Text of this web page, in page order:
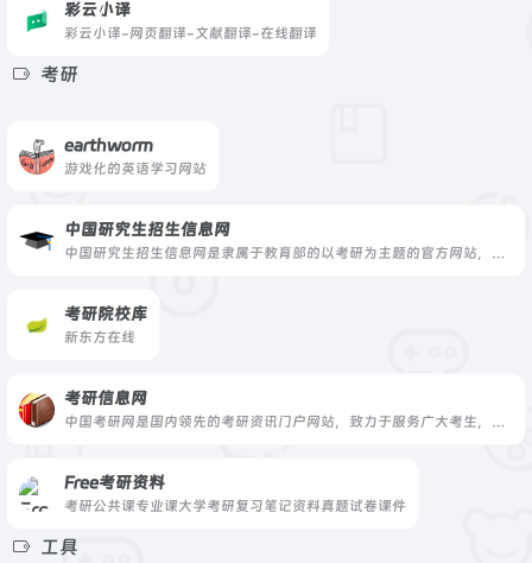
彩云小译
彩云小译-网页翻译-文献翻译-在线翻译
考研
earthworm
游戏化的英语学习网站
中国研究生招生信息网
中国研究生招生信息网是隶属于教育部的以考研为主题的官方网站，是全国硕士研究生招生报名和调剂指定网站，主要提供研究生网上报名及调剂、专业目录查询、在线咨询、院校信息、报考指南和考试辅导等多方面的服务和信息指导。
考研院校库
新东方在线
考研信息网
中国考研网是国内领先的考研资讯门户网站，致力于服务广大考生，是研究生招生信息的发布平台。网址chinakaoyan.com.
Free考研资料
考研公共课专业课大学考研复习笔记资料真题试卷课件
工具